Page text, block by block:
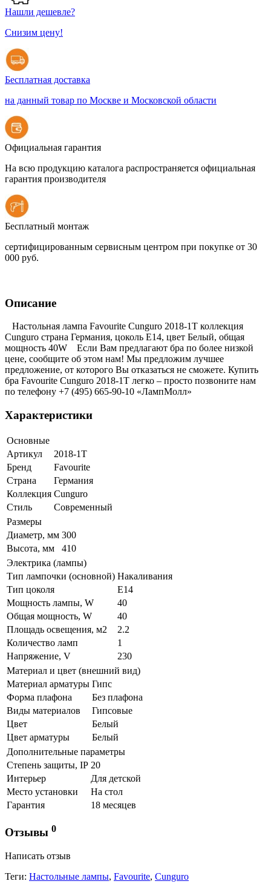
Нашли дешевле?
Снизим цену!
Бесплатная доставка
на данный товар по Москве и Московской области
Официальная гарантия
На всю продукцию каталога распространяется официальная
гарантия производителя
Бесплатный монтаж
сертифицированным сервисным центром при покупке от 30
000 руб.
Описание
Настольная лампа Favourite Cunguro 2018-1T коллекция
Cunguro страна Германия, цоколь E14, цвет Белый, общая
мощность 40W Если Вам предлагают бра по более низкой
цене, сообщите об этом нам! Мы предложим лучшее
предложение, от которого Вы отказаться не сможете. Купить
бра Favourite Cunguro 2018-1T легко – просто позвоните нам
по телефону +7 (495) 665-90-10 «ЛампМолл»
Характеристики
Основные
Артикул
2018-1T
Бренд
Favourite
Страна
Германия
Коллекция Cunguro
Стиль
Современный
Размеры
Диаметр, мм 300
Высота, мм
410
Электрика (лампы)
Тип лампочки (основной) Накаливания
Тип цоколя
E14
Мощность лампы, W
40
Общая мощность, W
40
Площадь освещения, м2
2.2
Количество ламп
1
Напряжение, V
230
Материал и цвет (внешний вид)
Материал арматуры Гипс
Форма плафона
Без плафона
Виды материалов
Гипсовые
Цвет
Белый
Цвет арматуры
Белый
Дополнительные параметры
Степень защиты, IP 20
Интерьер
Для детской
Место установки
На стол
Гарантия
18 месяцев
Отзывы 0
Написать отзыв
Теги: Настольные лампы, Favourite, Cunguro